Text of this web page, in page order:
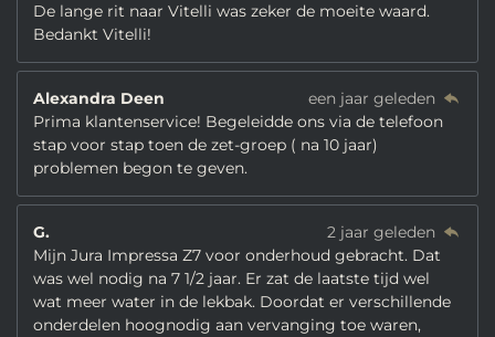
De lange rit naar Vitelli was zeker de moeite waard.
Bedankt Vitelli!
Alexandra Deen
een jaar geleden
Prima klantenservice! Begeleidde ons via de telefoon
stap voor stap toen de zet-groep ( na 10 jaar)
problemen begon te geven.
G.
2 jaar geleden
Mijn Jura Impressa Z7 voor onderhoud gebracht. Dat
was wel nodig na 7 1/2 jaar. Er zat de laatste tijd wel
wat meer water in de lekbak. Doordat er verschillende
onderdelen hoognodig aan vervanging toe waren,